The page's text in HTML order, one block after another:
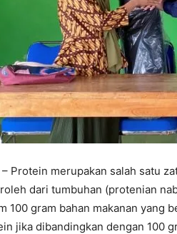
– Protein merupakan salah satu
dari tumbuhan (protenian
100 gram bahan makanan yang
jika dibandingkan dengan 100